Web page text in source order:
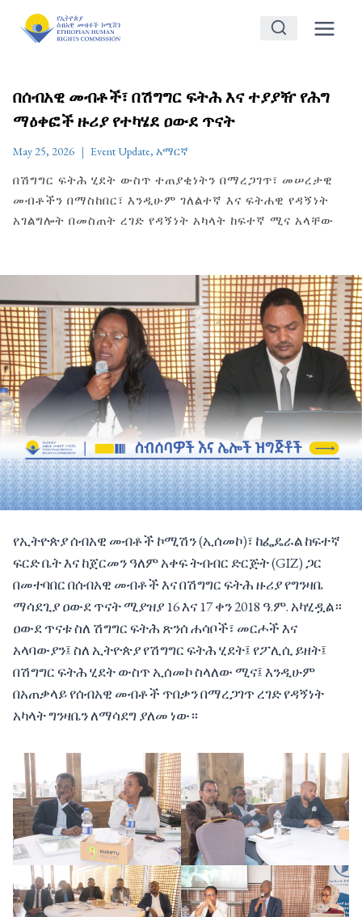
በሰብአዊ መብቶች፣ በሽግግር ፍትሕ እና ተያያዥ የሕግ
ማዕቀፎች ዙሪያ የተካሄደ ዐውደ ጥናት
May 25, 2026 Event Update, አማርኛ
በሽግግር ፍትሕ ሂደት ውስጥ ተጠያቂነትን በማረጋገጥ፣ መሠረታዊ
መብቶችን በማስከበር፣ እንዲሁም ገለልተኛ እና ፍትሐዊ የዳኝነት
አገልግሎት በመስጠት ረገድ የዳኝነት አካላት ከፍተኛ ሚና አላቸው
የኢትዮጵያ ሰብአዊ መብቶች ኮሚሽን (ኢሰመኮ)፣ ከፌዴራል ከፍተኛ
ፍርድ ቤት እና ከጀርመን ዓለም አቀፍ ትብብር ድርጅት (GIZ) ጋር
በመተባበር በሰብአዊ መብቶች እና በሽግግር ፍትሕ ዙሪያ የግንዛቤ
ማሳደጊያ ዐውደ ጥናት ሚያዝያ 16 እና 17 ቀን 2018 ዓ.ም. አካሂዷል።
ዐውደ ጥናቱ ስለ ሽግግር ፍትሕ ጽንሰ ሐሳቦች፣ መርሖች እና
አላባውያን፤ ስለ ኢትዮጵያ የሽግግር ፍትሕ ሂደት፤ የፖሊሲ ይዘት፤
በሽግግር ፍትሕ ሂደት ውስጥ ኢሰመኮ ስላለው ሚና፤ እንዲሁም
በአጠቃላይ የሰብአዊ መብቶች ጥበቃን በማረጋገጥ ረገድ የዳኝነት
አካላት ግንዛቤን ለማሳደግ ያለመ ነው።